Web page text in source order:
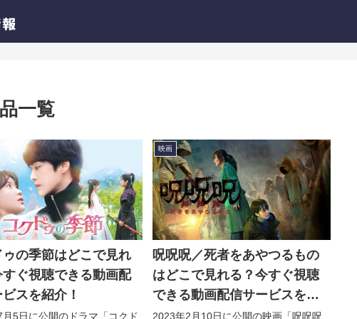
一覧
ゥの季節はどこで見れ
すぐ視聴できる動画配
スを紹介！
月5日に公開のドラマ「コクド
映画
呪呪呪／死者をあやつるもの
はどこで見れる？今すぐ視聴
できる動画配信サービスを紹
介！
2023年2月10日に公開の映画「呪呪呪